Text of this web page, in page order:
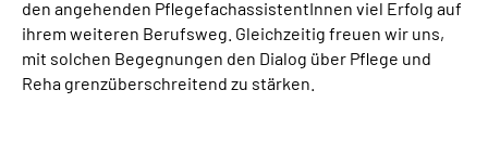
den angehenden PflegefachassistentInnen viel Erfolg auf
ihrem weiteren Berufsweg. Gleichzeitig freuen wir uns,
mit solchen Begegnungen den Dialog über Pflege und
Reha grenzüberschreitend zu stärken.